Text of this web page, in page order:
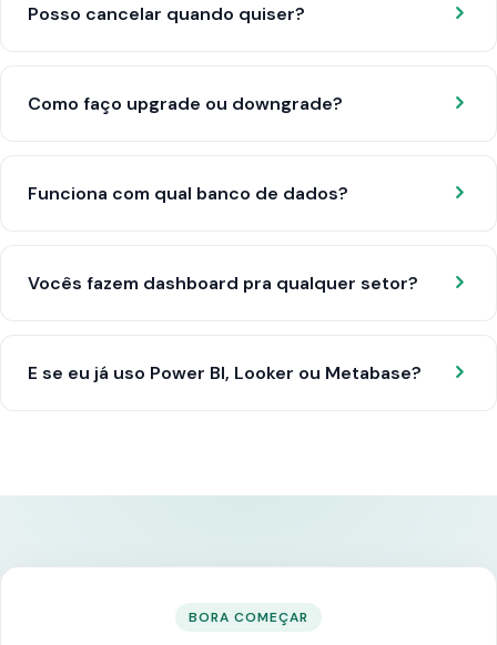
Posso cancelar quando quiser?
Como faço upgrade ou downgrade?
Funciona com qual banco de dados?
Vocês fazem dashboard pra qualquer setor?
E se eu já uso Power BI, Looker ou Metabase?
BORA COMEÇAR